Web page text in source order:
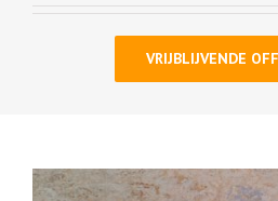
VRIJBLIJVENDE